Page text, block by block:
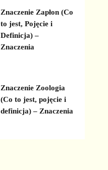
Znaczenie Zapłon (Co
to jest, Pojęcie i
Definicja) –
Znaczenia
Znaczenie Zoologia
(Co to jest, pojęcie i
definicja) – Znaczenia